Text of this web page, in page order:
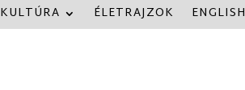
KULTÚRA ÉLETRAJZOK ENGLISH